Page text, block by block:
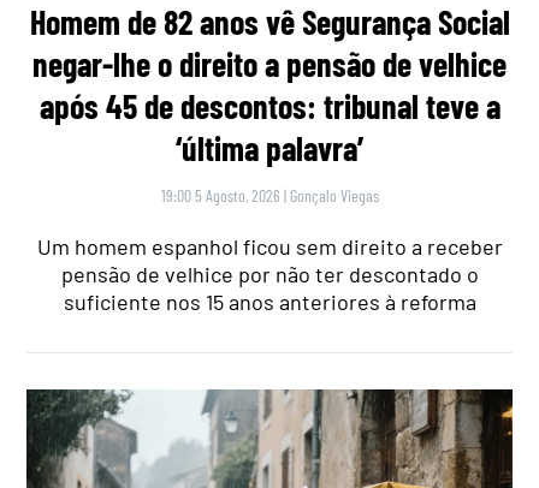
Homem de 82 anos vê Segurança Social
negar-lhe o direito a pensão de velhice
após 45 de descontos: tribunal teve a
‘última palavra’
19:00 5 Agosto, 2026 | Gonçalo Viegas
Um homem espanhol ficou sem direito a receber
pensão de velhice por não ter descontado o
suficiente nos 15 anos anteriores à reforma